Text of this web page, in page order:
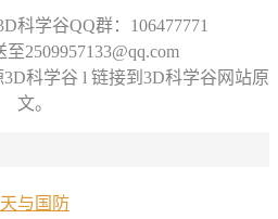
科学谷QQ群：106477771
2509957133@qq.com
科学谷 l 链接到3D科学谷网站原
文。
与国防